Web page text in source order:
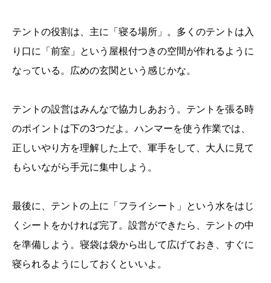
テントの役割は、主に「寝る場所」。多くのテントは入
り口に「前室」という屋根付つきの空間が作れるように
なっている。広めの玄関という感じかな。
テントの設営はみんなで協力しあおう。テントを張る時
のポイントは下の3つだよ。ハンマーを使う作業では、
正しいやり方を理解した上で、軍手をして、大人に見て
もらいながら手元に集中しよう。
最後に、テントの上に「フライシート」という水をはじ
くシートをかければ完了。設営ができたら、テントの中
を準備しよう。寝袋は袋から出して広げておき、すぐに
寝られるようにしておくといいよ。